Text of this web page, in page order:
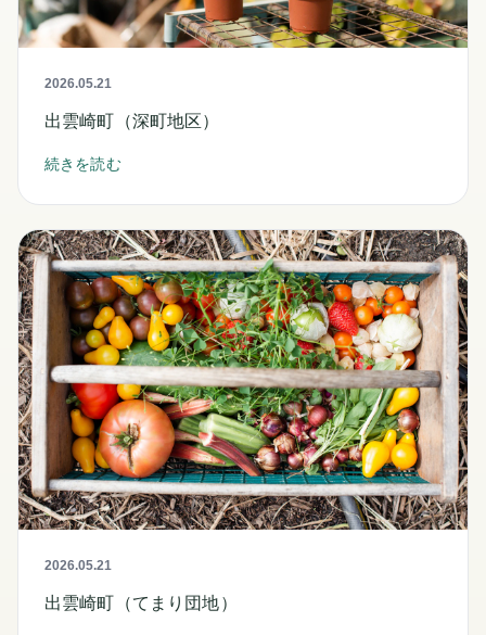
2026.05.21
出雲崎町（深町地区）
続きを読む
2026.05.21
出雲崎町（てまり団地）